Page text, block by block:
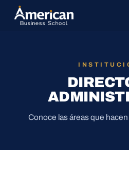
Conoce las áreas que